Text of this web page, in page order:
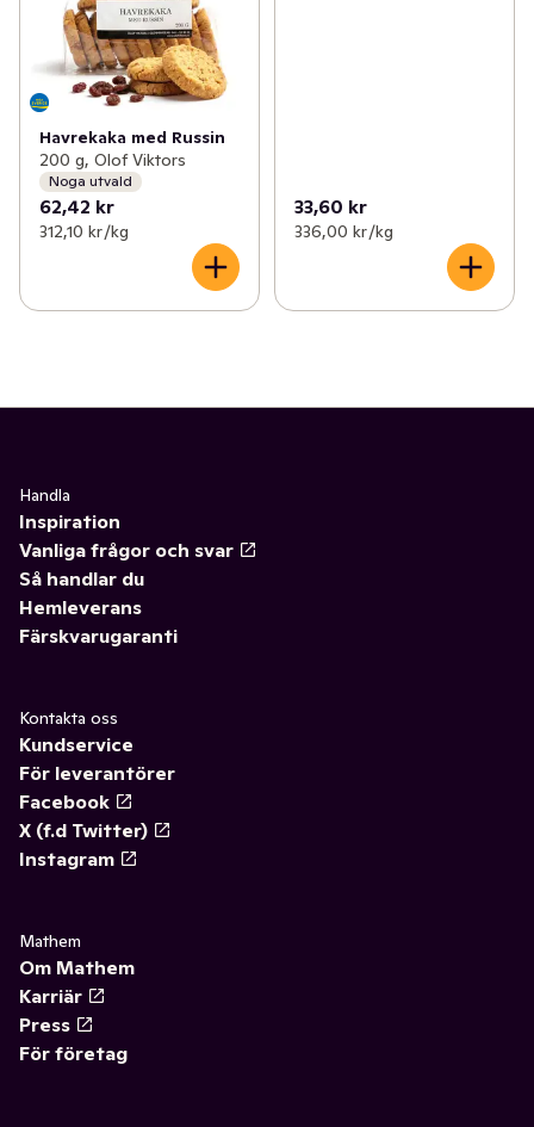
Havrekaka med Russin
200 g, Olof Viktors
Noga utvald
62,42 kr
312,10 kr /kg
33,60 kr
336,00 kr /kg
Handla
Inspiration
Vanliga frågor och svar
Så handlar du
Hemleverans
Färskvarugaranti
Kontakta oss
Kundservice
För leverantörer
Facebook
X (f.d Twitter)
Instagram
Mathem
Om Mathem
Karriär
Press
För företag